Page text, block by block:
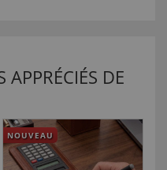
APPRÉCIÉS DE
NOUVEAU